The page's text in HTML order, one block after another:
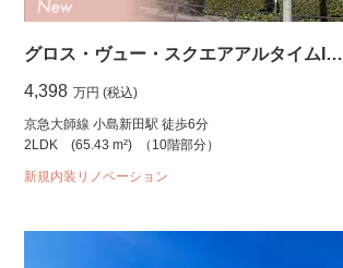
グロス・ヴュー・スクエアアルタイムI…
4,398 万円 (税込)
京急大師線 小島新田駅 徒歩6分
2LDK
(65.43 m²) （10階部分）
新規内装リノベーション